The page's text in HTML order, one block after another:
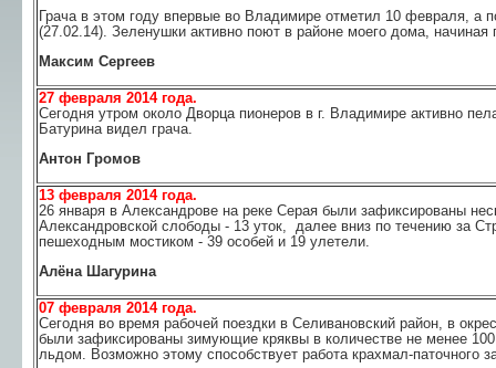
Грача в этом году впервые во Владимире отметил 10 февраля, а
(27.02.14). Зеленушки активно поют в районе моего дома,
Максим Сергеев
27 февраля 2014 года.
Сегодня утром около Дворца пионеров в г. Владимире активно
Батурина видел грача.
Антон Громов
13 февраля 2014 года.
26 января в Александрове на реке Серая были зафиксированы
Александровской слободы - 13 уток, далее вниз по течению за
пешеходным мостиком - 39 особей и 19 улетели.
Алёна Шагурина
07 февраля 2014 года.
Сегодня во время рабочей поездки в Селивановский район, в
были зафиксированы зимующие кряквы в количестве не менее
льдом. Возможно этому способствует работа крахмал-паточного